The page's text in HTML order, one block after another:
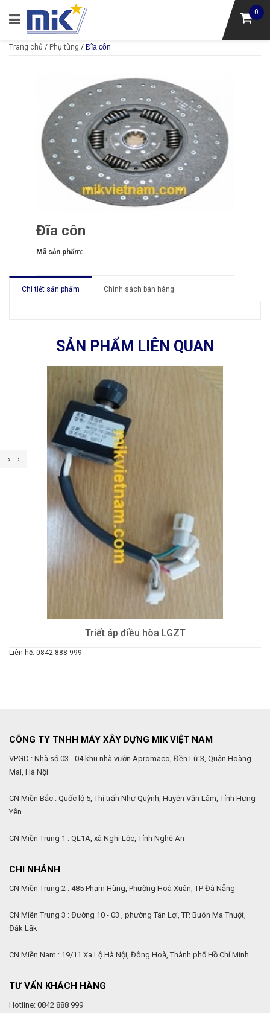
0
Trang chủ / Phụ tùng / Đĩa côn
Đĩa côn
Mã sản phẩm:
Chi tiết sản phẩm Chính sách bán hàng
SẢN PHẨM LIÊN QUAN
Triết áp điều hòa LGZT
Liên hệ: 0842 888 999
CÔNG TY TNHH MÁY XÂY DỰNG MIK VIỆT NAM
VPGD : Nhà số 03 - 04 khu nhà vườn Apromaco, Đền Lừ 3, Quận Hoàng
Mai, Hà Nội
CN Miền Bắc : Quốc lộ 5, Thị trấn Như Quỳnh, Huyện Văn Lâm, Tỉnh Hưng
Yên
CN Miền Trung 1 : QL1A, xã Nghi Lộc, Tỉnh Nghệ An
CHI NHÁNH
CN Miền Trung 2 : 485 Phạm Hùng, Phường Hoà Xuân, TP Đà Nẵng
CN Miền Trung 3 : Đường 10 - 03 , phường Tân Lợi, TP. Buôn Ma Thuột,
Đăk Lăk
CN Miền Nam : 19/11 Xa Lộ Hà Nội, Đông Hoà, Thành phố Hồ Chí Minh
TƯ VẤN KHÁCH HÀNG
Hotline: 0842 888 999